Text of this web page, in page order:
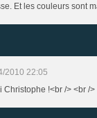
Et les couleurs sont
2010 22:05
Christophe !<br /> <br /